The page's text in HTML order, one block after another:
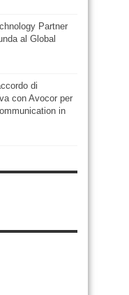
Partner
al Global
di
con Avocor per
in